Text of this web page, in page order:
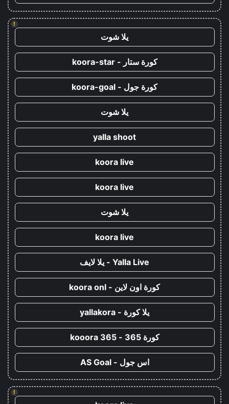
!
يلا شوت
كورة ستار - koora-star
كورة جول - koora-goal
يلا شوت
yalla shoot
koora live
koora live
يلا شوت
koora live
Yalla Live - يلا لايف
كورة اون لاين - koora onl
يلا كورة - yallakora
كورة 365 - kooora 365
اس جول - AS Goal
!